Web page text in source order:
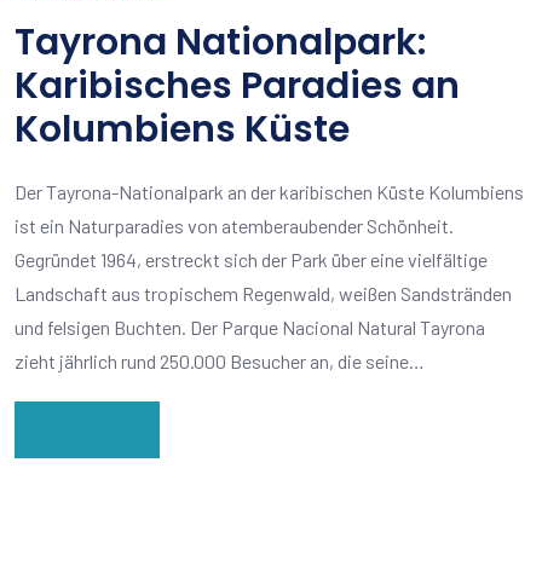
Tayrona Nationalpark:
Karibisches Paradies an
Kolumbiens Küste
Der Tayrona-Nationalpark an der karibischen Küste Kolumbiens
ist ein Naturparadies von atemberaubender Schönheit.
Gegründet 1964, erstreckt sich der Park über eine vielfältige
Landschaft aus tropischem Regenwald, weißen Sandstränden
und felsigen Buchten. Der Parque Nacional Natural Tayrona
zieht jährlich rund 250.000 Besucher an, die seine…